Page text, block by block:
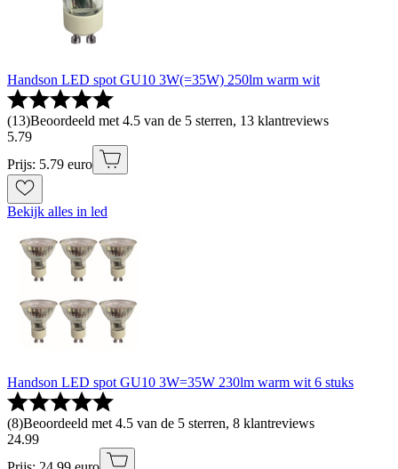
Handson LED spot GU10 3W(=35W) 250lm warm wit
(13)Beoordeeld met 4.5 van de 5 sterren, 13 klantreviews
5.79
Prijs: 5.79 euro
Bekijk alles in led
Handson LED spot GU10 3W=35W 230lm warm wit 6 stuks
(8)Beoordeeld met 4.5 van de 5 sterren, 8 klantreviews
24.99